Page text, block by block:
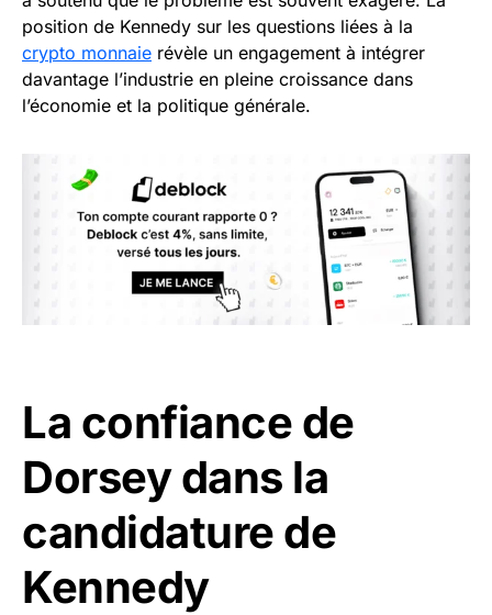
position de Kennedy sur les questions liées à la
crypto monnaie révèle un engagement à intégrer
davantage l’industrie en pleine croissance dans
l’économie et la politique générale.
La confiance de
Dorsey dans la
candidature de
Kennedy